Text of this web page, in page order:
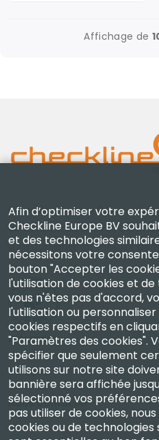
Affichage de
Checkline Europe B.V. —
de l'étalonnage, de la
d'instruments de mesure de
Entreprise
Compte
Nous Contacter
Afin d’optimiser votre
Checkline Europe BV
et des technologies
nécessitons votre
bouton "Accepter les
l'utilisation de cookies et de
vous n'êtes pas d'accord,
l'utilisation ou
cookies respectifs en
"Paramètres des cookies".
spécifier que seulement
utilisons sur notre site
bannière sera affichée
sélectionné vos
pas utiliser de cookies,
cookies ou de technologies